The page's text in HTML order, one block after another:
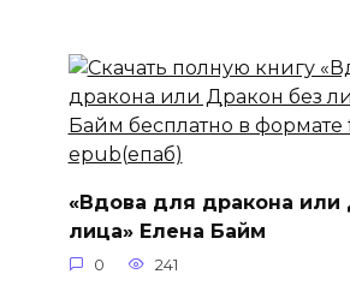
«Вдова для дракона или
лица» Елена Байм
0 241